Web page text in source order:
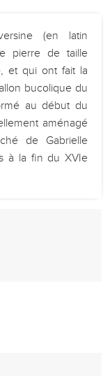
(en latin
pierre de taille
et qui ont fait la
bucolique du
au début du
aménagé
de Gabrielle
à la fin du XVIe